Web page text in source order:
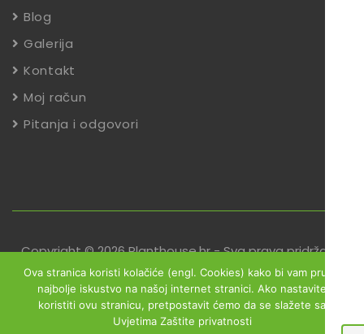
Blog
Galerija
Kontakt
Moj račun
Pitanja i odgovori
Copyright © 2026 Planthouse.hr - Sva prava pridržana
Uvjeti poslovanja Reklamacije
Zaštita podataka
Izjava o sigurnosti online plaćanja
Obrazac za jednostrani raskid ugovora
Ova stranica koristi kolačiće (engl. Cookies) kako bi vam pružili
najbolje iskustvo na našoj internet stranici. Ako nastavite
koristiti ovu stranicu, pretpostavit ćemo da se slažete sa
Uvjetima Zaštite privatnosti